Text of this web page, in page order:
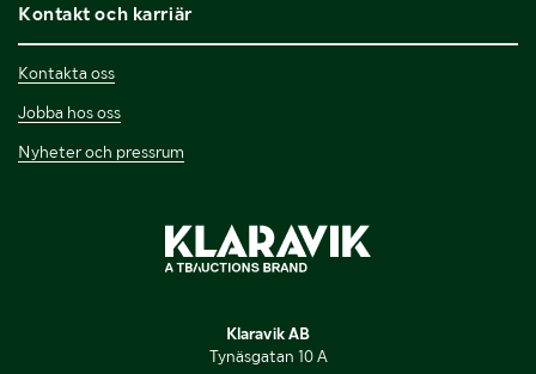
Kontakt och karriär
Kontakta oss
Jobba hos oss
Nyheter och pressrum
Klaravik AB
Tynäsgatan 10 A